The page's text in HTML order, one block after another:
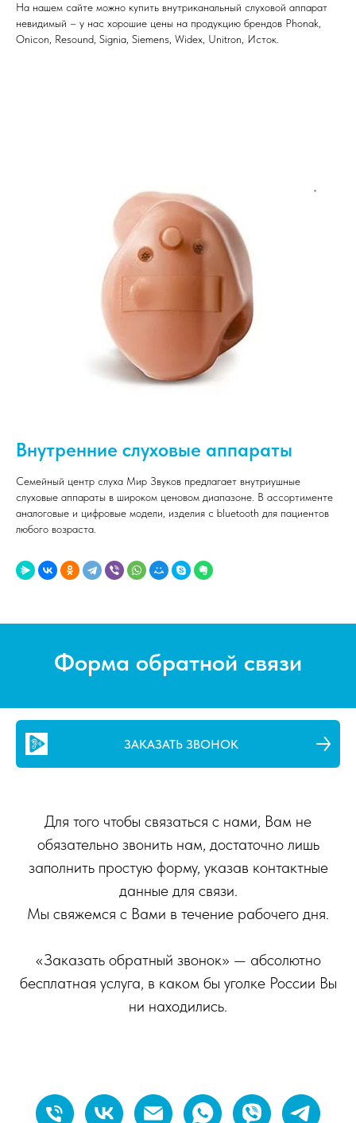
На нашем сайте можно купить внутриканальный слуховой аппарат
невидимый – у нас хорошие цены на продукцию брендов Phonak,
Onicon, Resound, Signia, Siemens, Widex, Unitron, Исток.
Внутренние слуховые аппараты
Семейный центр слуха Мир Звуков предлагает внутриушные
слуховые аппараты в широком ценовом диапазоне. В ассортименте
аналоговые и цифровые модели, изделия с bluetooth для пациентов
любого возраста.
Форма обратной связи
ЗАКАЗАТЬ ЗВОНОК
Для того чтобы связаться с нами, Вам не
обязательно звонить нам, достаточно лишь
заполнить простую форму, указав контактные
данные для связи.
Мы свяжемся с Вами в течение рабочего дня.
«Заказать обратный звонок» — абсолютно
бесплатная услуга, в каком бы уголке России Вы
ни находились.